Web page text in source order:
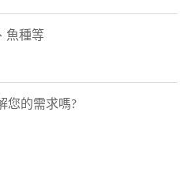
魚種等
您的需求嗎?